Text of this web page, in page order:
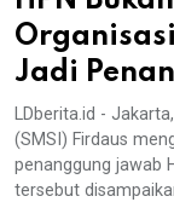
Jadi
LDberita.id -
(SMSI) Firdaus
penanggung jawab
tersebut